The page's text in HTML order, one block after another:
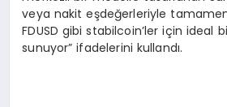
veya nakit eşdeğerleriyle
FDUSD gibi stabilcoin’ler için ideal
sunuyor” ifadelerini kullandı.